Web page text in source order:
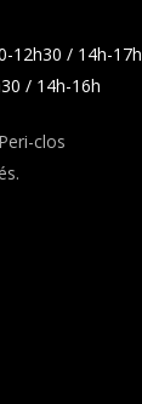
12h30 / 14h-17h
/ 14h-16h
clos